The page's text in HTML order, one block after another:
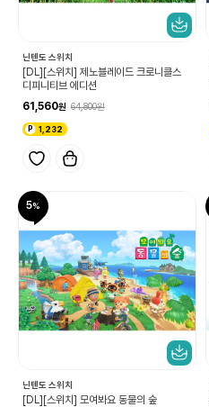
닌텐도 스위치
[DL][스위치] 제노블레이드 크로니클스
디피니티브 에디션
61,560
64,800
1,232
5
닌텐도 스위치
[DL][스위치] 모여봐요 동물의 숲